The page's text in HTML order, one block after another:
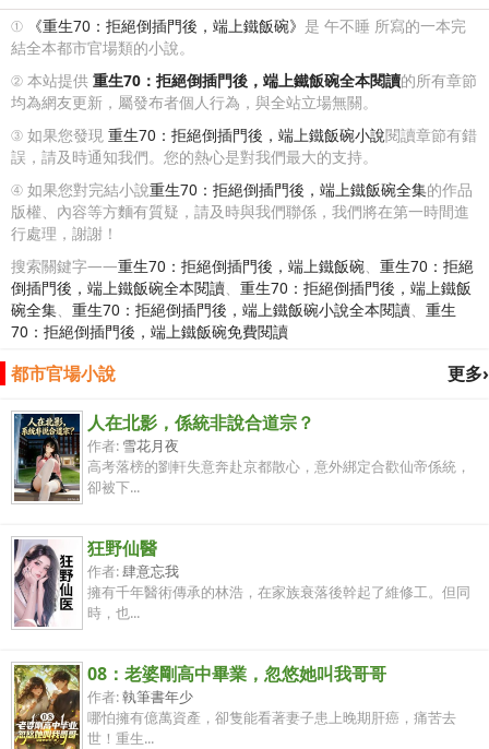
① 《重生70：拒絕倒插門後，端上鐵飯碗》 是 午不睡 所寫的一本完
結全本都市官場類的小說。
② 本站提供 重生70：拒絕倒插門後，端上鐵飯碗全本閱讀的所有章節
均為網友更新，屬發布者個人行為，與全站立場無關。
③ 如果您發現 重生70：拒絕倒插門後，端上鐵飯碗小說閱讀章節有錯
誤，請及時通知我們。您的熱心是對我們最大的支持。
④ 如果您對完結小說重生70：拒絕倒插門後，端上鐵飯碗全集的作品
版權、內容等方麵有質疑，請及時與我們聯係，我們將在第一時間進
行處理，謝謝！
搜索關鍵字——重生70：拒絕倒插門後，端上鐵飯碗、 重生70：拒絕
倒插門後，端上鐵飯碗全本閱讀、 重生70：拒絕倒插門後，端上鐵飯
碗全集、 重生70：拒絕倒插門後，端上鐵飯碗小說全本閱讀、 重生
70：拒絕倒插門後，端上鐵飯碗免費閱讀
更多›
都市官場小說
人在北影，係統非說合道宗？
作者: 雪花月夜
高考落榜的劉軒失意奔赴京都散心，意外綁定合歡仙帝係統，
卻被下...
狂野仙醫
作者:肆意忘我
擁有千年醫術傳承的林浩，在家族衰落後幹起了維修工。但同
時，也...
08：老婆剛高中畢業，忽悠她叫我哥哥
作者:執筆書年少
哪怕擁有億萬資產，卻隻能看著妻子患上晚期肝癌，痛苦去
世！重生...